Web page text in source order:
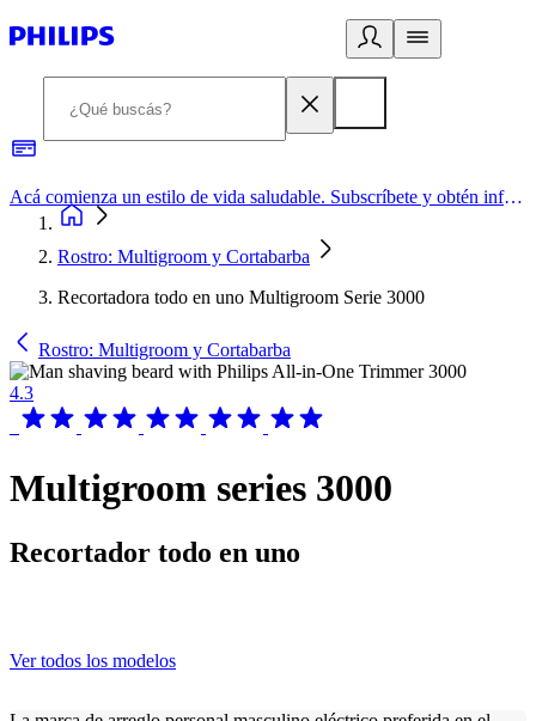
Acá comienza un estilo de vida saludable. Subscríbete y obtén información de primera mano
Rostro: Multigroom y Cortabarba
Recortadora todo en uno Multigroom Serie 3000
Rostro: Multigroom y Cortabarba
4.3
Multigroom series 3000
Recortador todo en uno
Ver todos los modelos